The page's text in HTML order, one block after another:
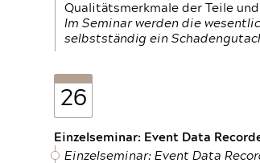
Qualitätsmerkmale der Teile
Im Seminar werden die
selbstständig ein
26
Einzelseminar: Event Data
Einzelseminar: Event Data